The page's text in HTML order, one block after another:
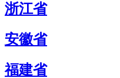
浙江省
安徽省
福建省